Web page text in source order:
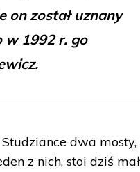
on został uznany
w 1992 r. go
dwa mosty,
z nich, stoi dziś